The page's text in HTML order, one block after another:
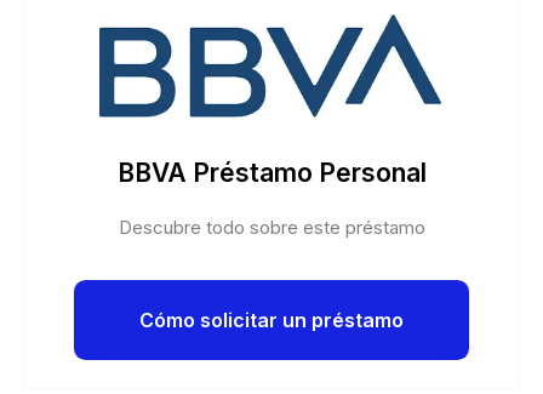
BBVA Préstamo Personal
Descubre todo sobre este préstamo
Cómo solicitar un préstamo